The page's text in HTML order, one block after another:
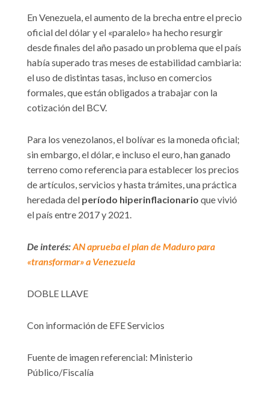
En Venezuela, el aumento de la brecha entre el precio
oficial del dólar y el «paralelo» ha hecho resurgir
desde finales del año pasado un problema que el país
había superado tras meses de estabilidad cambiaria:
el uso de distintas tasas, incluso en comercios
formales, que están obligados a trabajar con la
cotización del BCV.
Para los venezolanos, el bolívar es la moneda oficial;
sin embargo, el dólar, e incluso el euro, han ganado
terreno como referencia para establecer los precios
de artículos, servicios y hasta trámites, una práctica
heredada del período hiperinflacionario que vivió
el país entre 2017 y 2021.
De interés:AN aprueba el plan de Maduro para
«transformar» a Venezuela
DOBLE LLAVE
Con información de EFE Servicios
Fuente de imagen referencial: Ministerio
Público/Fiscalía